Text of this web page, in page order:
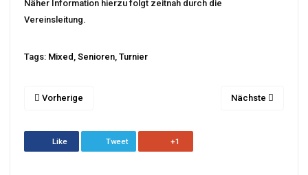
Näher Information hierzu folgt zeitnah durch die
Vereinsleitung.
Tags: Mixed , Senioren, Turnier
Vorherige Nächste
Like Tweet +1